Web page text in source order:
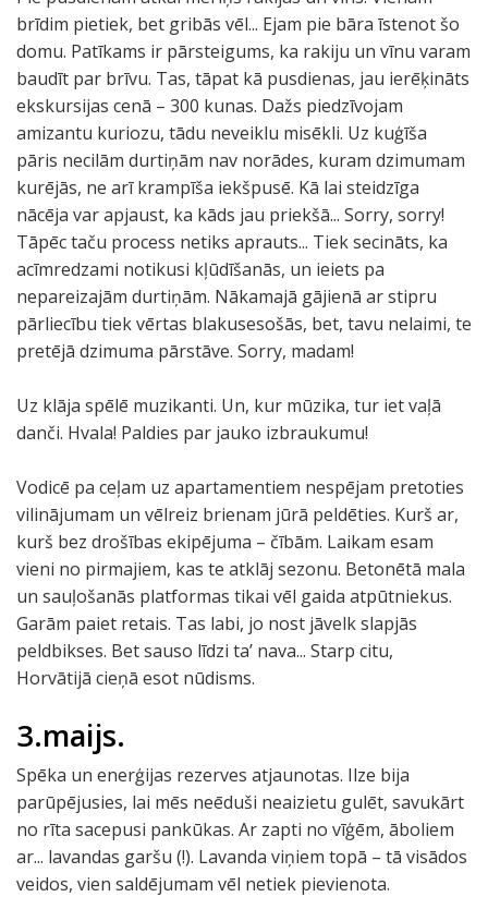
brīdim pietiek, bet gribās vēl... Ejam pie bāra īstenot šo
domu. Patīkams ir pārsteigums, ka rakiju un vīnu varam
baudīt par brīvu. Tas, tāpat kā pusdienas, jau ierēķināts
ekskursijas cenā – 300 kunas. Dažs piedzīvojam
amizantu kuriozu, tādu neveiklu misēkli. Uz kuģīša
pāris necilām durtiņām nav norādes, kuram dzimumam
kurējās, ne arī krampīša iekšpusē. Kā lai steidzīga
nācēja var apjaust, ka kāds jau priekšā... Sorry, sorry!
Tāpēc taču process netiks aprauts... Tiek secināts, ka
acīmredzami notikusi kļūdīšanās, un ieiets pa
nepareizajām durtiņām. Nākamajā gājienā ar stipru
pārliecību tiek vērtas blakusesošās, bet, tavu nelaimi, te
pretējā dzimuma pārstāve. Sorry, madam!
Uz klāja spēlē muzikanti. Un, kur mūzika, tur iet vaļā
danči. Hvala! Paldies par jauko izbraukumu!
Vodicē pa ceļam uz apartamentiem nespējam pretoties
vilinājumam un vēlreiz brienam jūrā peldēties. Kurš ar,
kurš bez drošības ekipējuma – čībām. Laikam esam
vieni no pirmajiem, kas te atklāj sezonu. Betonētā mala
un sauļošanās platformas tikai vēl gaida atpūtniekus.
Garām paiet retais. Tas labi, jo nost jāvelk slapjās
peldbikses. Bet sauso līdzi ta’ nava... Starp citu,
Horvātijā cieņā esot nūdisms.
3.maijs.
Spēka un enerģijas rezerves atjaunotas. Ilze bija
parūpējusies, lai mēs neēduši neaizietu gulēt, savukārt
no rīta sacepusi pankūkas. Ar zapti no vīģēm, āboliem
ar... lavandas garšu (!). Lavanda viņiem topā – tā visādos
veidos, vien saldējumam vēl netiek pievienota.